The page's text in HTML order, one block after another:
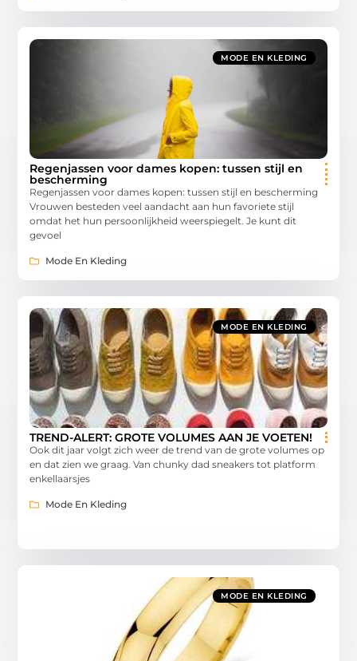
MODE EN KLEDING
Regenjassen voor dames kopen: tussen stijl en
bescherming
Regenjassen voor dames kopen: tussen stijl en bescherming
Vrouwen besteden veel aandacht aan hun favoriete stijl
omdat het hun persoonlijkheid weerspiegelt. Je kunt dit
gevoel
Mode En Kleding
MODE EN KLEDING
TREND-ALERT: GROTE VOLUMES AAN JE VOETEN!
Ook dit jaar volgt zich weer de trend van de grote volumes op
en dat zien we graag. Van chunky dad sneakers tot platform
enkellaarsjes
Mode En Kleding
MODE EN KLEDING